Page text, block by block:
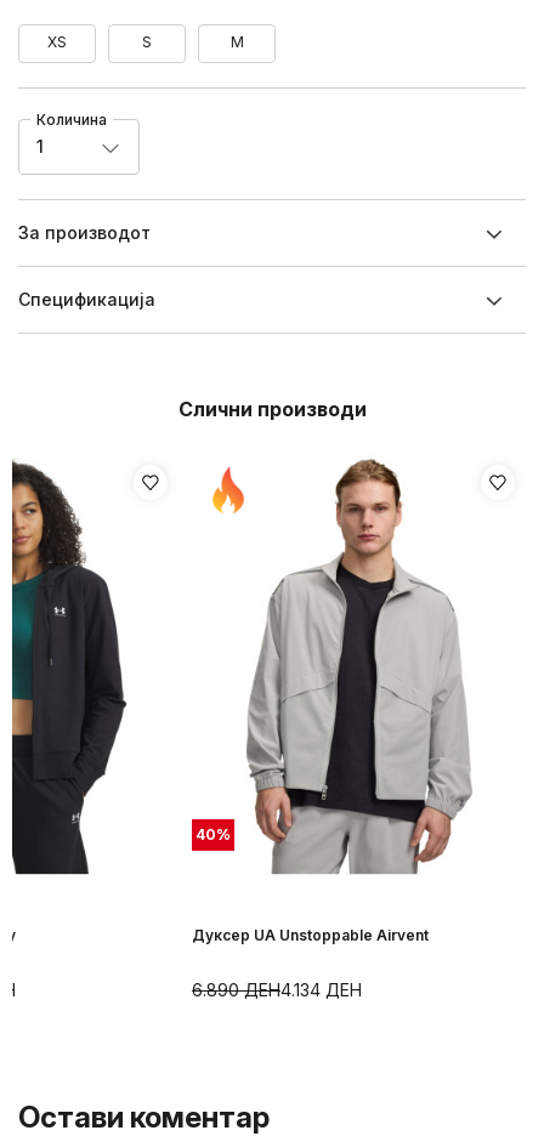
XS S M
Количина
1
За производот
Спецификацијa
Слични производи
40%
Дуксер UA Unstoppable Airvent
4.134 ДЕН
6.890ДЕН
Остави коментар